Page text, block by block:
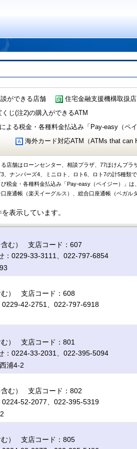
ができる店舗 住宅金融支援機構取扱店
くじ(注2)の購入ができるATM
よる税金・各種料金払込み「Pay-easy（ペ
海外カード対応ATM（ATMs that can
店舗はローンセンター、相談プラザ、77ほけんプラ
、ナンバーズ4、ミニロト、ロト6、ロト7の計5種類で
税金・各種料金払込み「Pay-easy（ペイジー）」は
座通帳（楽天イーグルス）、総合口座通帳（ベガル
を表示しています。
む） 支店コード：607
：0229-33-3111、022-797-6854
） 支店コード：608
42-2751、022-797-6918
） 支店コード：801
：0224-33-2031、022-395-5094
浦4-2
む） 支店コード：802
52-2077、022-395-5319
） 支店コード：805